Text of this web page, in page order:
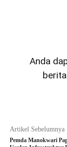
Anda
Artikel Sebelumnya
Pemda Manokwari